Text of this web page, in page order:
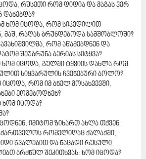
რუსეთი რომ დიდია და მაგას ვერ
დანებდა?
ხომ იცოდა, რომ სიკვდილით
მაშ, რაღას ბრუნდებოდა სამშობლოში?
რომ აწამებდნენ და
შეუბრუნა ბერიას სიტყვა?
ხომ იცოდა, გულში ტყვიის დახლა რომ
სიყვარულის ჩვენებური ბოლო?
იცოდა, რომ იმ ბნელ მოსახვევში,
ეომებოდნენ?
ხომ იცოდა?
იმიტომ ზიხართ ახლა თქვენ
რომელიღაც ქალაქში,
წვალებით და ნაცადი რუსული
ბრძნულ შეკითხვას: ხომ იცოდა?